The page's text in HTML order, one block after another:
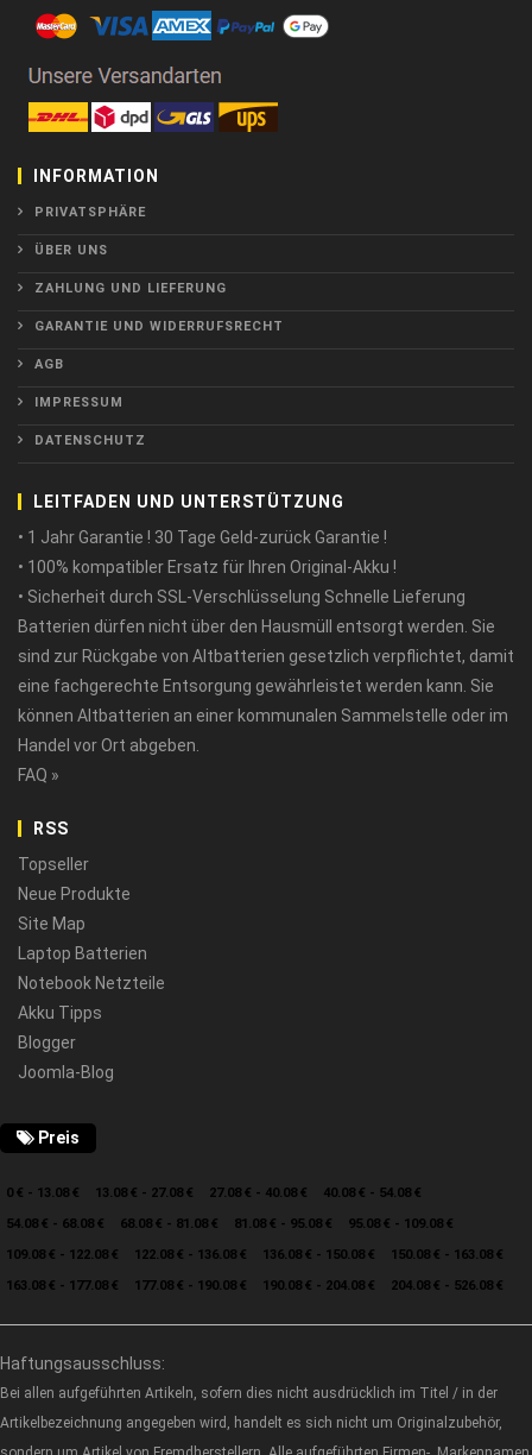
INFORMATION
PRIVATSPHÄRE
ÜBER UNS
ZAHLUNG UND LIEFERUNG
GARANTIE UND WIDERRUFSRECHT
AGB
IMPRESSUM
DATENSCHUTZ
LEITFADEN UND UNTERSTÜTZUNG
• 1 Jahr Garantie ! 30 Tage Geld-zurück Garantie !
• 100% kompatibler Ersatz für Ihren Original-Akku !
• Sicherheit durch SSL-Verschlüsselung Schnelle Lieferung
Batterien dürfen nicht über den Hausmüll entsorgt werden. Sie
sind zur Rückgabe von Altbatterien gesetzlich verpflichtet, damit
eine fachgerechte Entsorgung gewährleistet werden kann. Sie
können Altbatterien an einer kommunalen Sammelstelle oder im
Handel vor Ort abgeben.
FAQ »
RSS
Topseller
Neue Produkte
Site Map
Laptop Batterien
Notebook Netzteile
Akku Tipps
Blogger
Joomla-Blog
Preis
0 € - 13.08 € 13.08 € - 27.08 € 27.08 € - 40.08 €
40.08 € - 54.08 €
54.08 € - 68.08 €
68.08 € - 81.08 € 81.08 € - 95.08 €
95.08 € - 109.08 €
109.08 € - 122.08 €
122.08 € - 136.08 € 136.08 € - 150.08 €
150.08 € - 163.08 €
163.08 € - 177.08 €
177.08 € - 190.08 € 190.08 € - 204.08 € 204.08 € - 526.08 €
Haftungsausschluss:
Bei allen aufgeführten Artikeln, sofern dies nicht ausdrücklich im Titel / in der
Artikelbezeichnung angegeben wird, handelt es sich nicht um Originalzubehör,